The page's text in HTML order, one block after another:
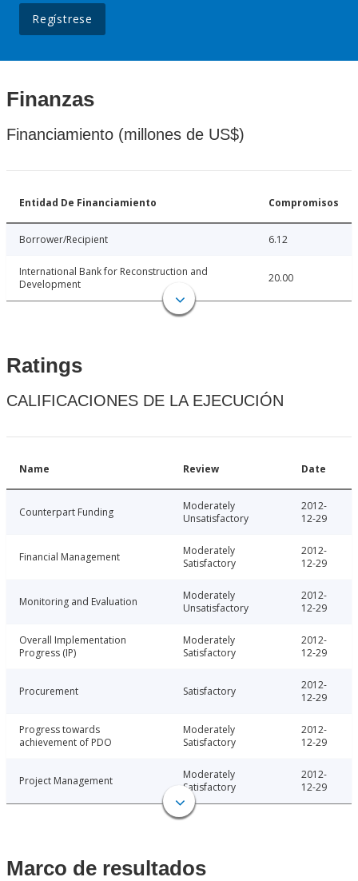
Regístrese
Finanzas
Financiamiento (millones de US$)
Entidad De Financiamiento Compromisos
Borrower/Recipient 6.12
International Bank for Reconstruction and
Development
20.00
Ratings
CALIFICACIONES DE LA EJECUCIÓN
Name Review Date
Counterpart Funding
Moderately
Unsatisfactory
2012-
12-29
Financial Management
Moderately
Satisfactory
2012-
12-29
Monitoring and Evaluation
Moderately
Unsatisfactory
2012-
12-29
Overall Implementation
Progress (IP)
Moderately
Satisfactory
2012-
12-29
Procurement Satisfactory
2012-
12-29
Progress towards
achievement of PDO
Moderately
Satisfactory
2012-
12-29
Project Management
Moderately
Satisfactory
2012-
12-29
Marco de resultados